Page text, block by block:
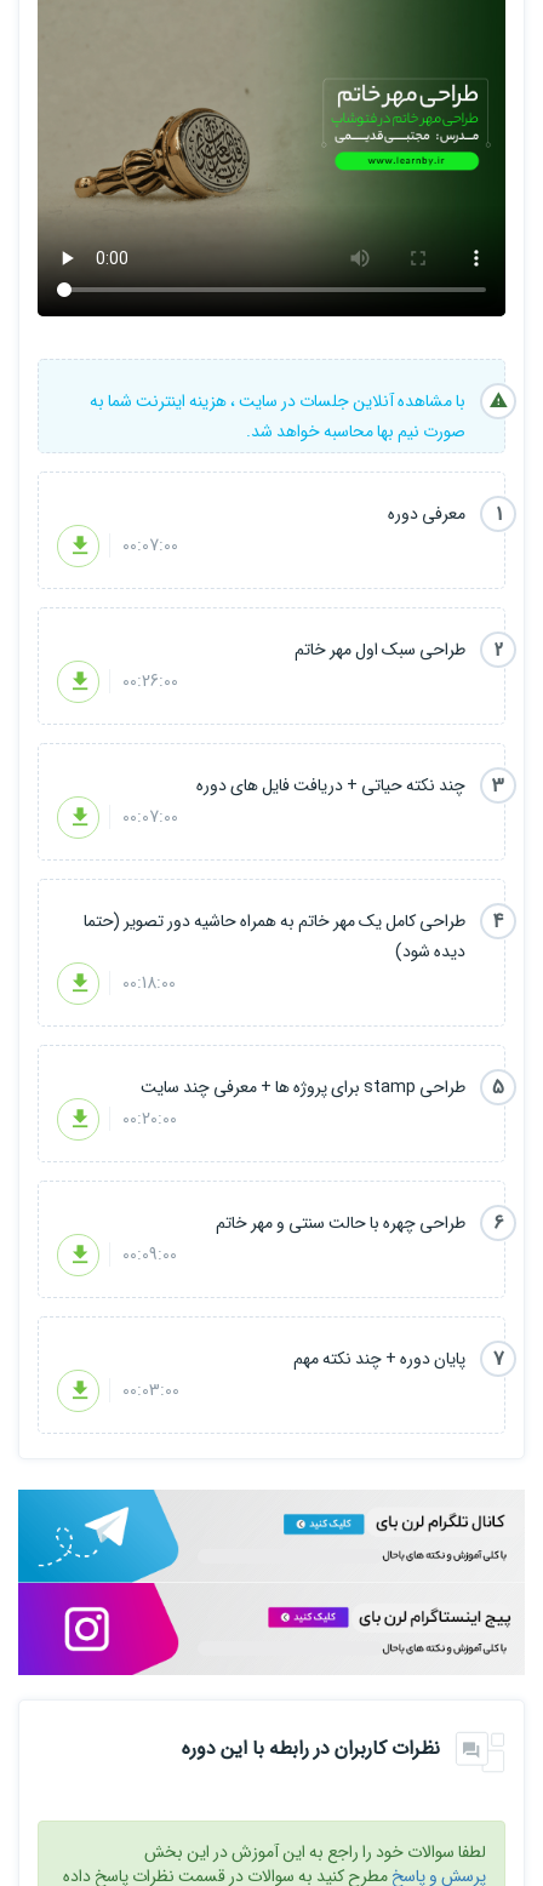
میکنیم به طراحی چندین نمونه از مهر های خاتم مختلف و تکنیک هاشو
باهم بررسی میکنیم و خلاصه اینکه طرح های مختلف مهر خاتم را از زاویه
های متفاوت بررسی میکنیم و چندین طرح خاتم میزنیم تا کامل متوجه
مختلف برای طراحی پروژه های سنتی صحبت میکنیم تا یک پیش زمینه
باهامون همراه باشید خبر های توپی در راهه (:
با مشاهده آنلاین جلسات در سایت ، هزینه اینترنت شما به
صورت نیم بها محاسبه خواهد شد.
1
معرفی دوره
00:07:00
2
طراحی سبک اول مهر خاتم
00:26:00
3
چند نکته حیاتی + دریافت فایل های دوره
00:07:00
4
طراحی کامل یک مهر خاتم به همراه حاشیه دور تصویر (حتما
دیده شود)
00:18:00
5
طراحی stamp برای پروژه ها + معرفی چند سایت
00:20:00
6
طراحی چهره با حالت سنتی و مهر خاتم
00:09:00
7
پایان دوره + چند نکته مهم
00:03:00
نظرات کاربران در رابطه با این دوره
لطفا سوالات خود را راجع به این آموزش در این بخش
پرسش و پاسخمطرح کنید به سوالات در قسمت نظرات پاسخ داده